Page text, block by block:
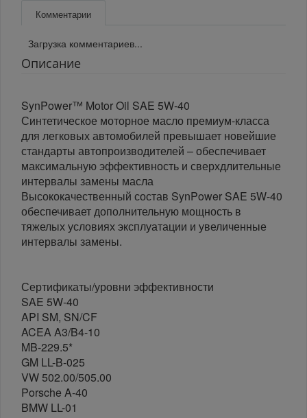
Комментарии
Загрузка комментариев...
Описание
SynPower™ Motor Oil SAE 5W-40
Синтетическое моторное масло премиум-класса
для легковых автомобилей превышает новейшие
стандарты автопроизводителей – обеспечивает
максимальную эффективность и сверхдлительные
интервалы замены масла
Высококачественный состав SynPower SAE 5W-40
обеспечивает дополнительную мощность в
тяжелых условиях эксплуатации и увеличенные
интервалы замены.
Сертификаты/уровни эффективности
SAE 5W-40
API SM, SN/CF
ACEA A3/B4-10
MB-229.5*
GM LL-B-025
VW 502.00/505.00
Porsche A-40
BMW LL-01